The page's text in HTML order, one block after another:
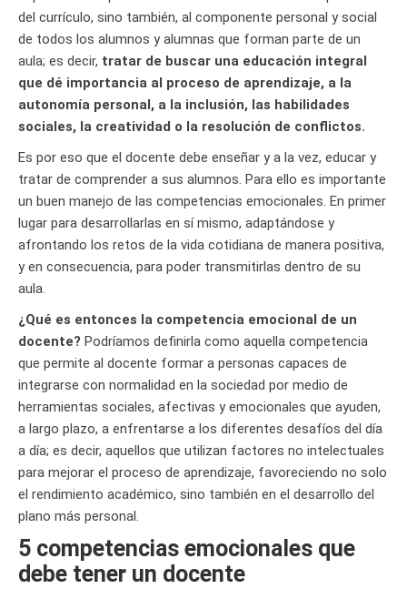
del currículo, sino también, al componente personal y social
de todos los alumnos y alumnas que forman parte de un
aula; es decir, tratar de buscar una educación integral
que dé importancia al proceso de aprendizaje, a la
autonomía personal, a la inclusión, las habilidades
sociales, la creatividad o la resolución de conflictos.
Es por eso que el docente debe enseñar y a la vez, educar y
tratar de comprender a sus alumnos. Para ello es importante
un buen manejo de las competencias emocionales. En primer
lugar para desarrollarlas en sí mismo, adaptándose y
afrontando los retos de la vida cotidiana de manera positiva,
y en consecuencia, para poder transmitirlas dentro de su
aula.
¿Qué es entonces la competencia emocional de un
docente? Podríamos definirla como aquella competencia
que permite al docente formar a personas capaces de
integrarse con normalidad en la sociedad por medio de
herramientas sociales, afectivas y emocionales que ayuden,
a largo plazo, a enfrentarse a los diferentes desafíos del día
a día; es decir, aquellos que utilizan factores no intelectuales
para mejorar el proceso de aprendizaje, favoreciendo no solo
el rendimiento académico, sino también en el desarrollo del
plano más personal.
5 competencias emocionales que
debe tener un docente